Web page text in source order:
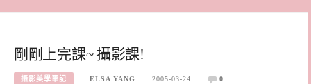
剛剛上完課~ 攝影課!
攝影美學筆記 ELSA YANG 2005-03-24 0